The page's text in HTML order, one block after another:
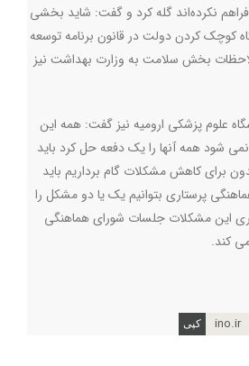
نکرده‌اند گله کرد و گفت: شاید بخشی
کوچک کردن دولت در قانون برنامه توسعه
بخش سلامت به وزارت بهداشت نیز
علوم پزشکی ارومیه نیز گفت: همه این
شود همه آنها را یک دفعه حل کرد باید
برای کاهش مشکلات گام برداریم باید
پرستاری بتوانیم یک یا دو مشکل را
این مشکلات جلسات شورای هماهنگی
کند.
ino.ir